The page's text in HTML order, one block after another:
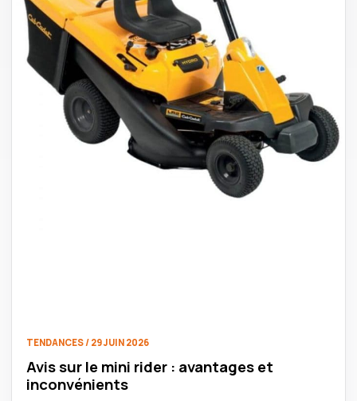
TENDANCES / 29 JUIN 2026
Avis sur le mini rider : avantages et
inconvénients